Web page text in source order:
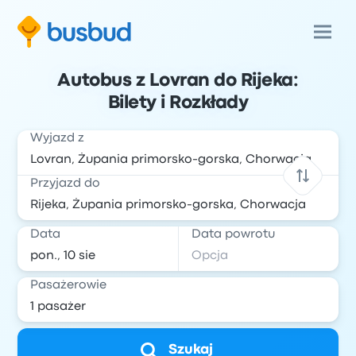
Autobus z Lovran do Rijeka:
Bilety i Rozkłady
Wyjazd z
Przyjazd do
Data Data powrotu
Pasażerowie
Szukaj